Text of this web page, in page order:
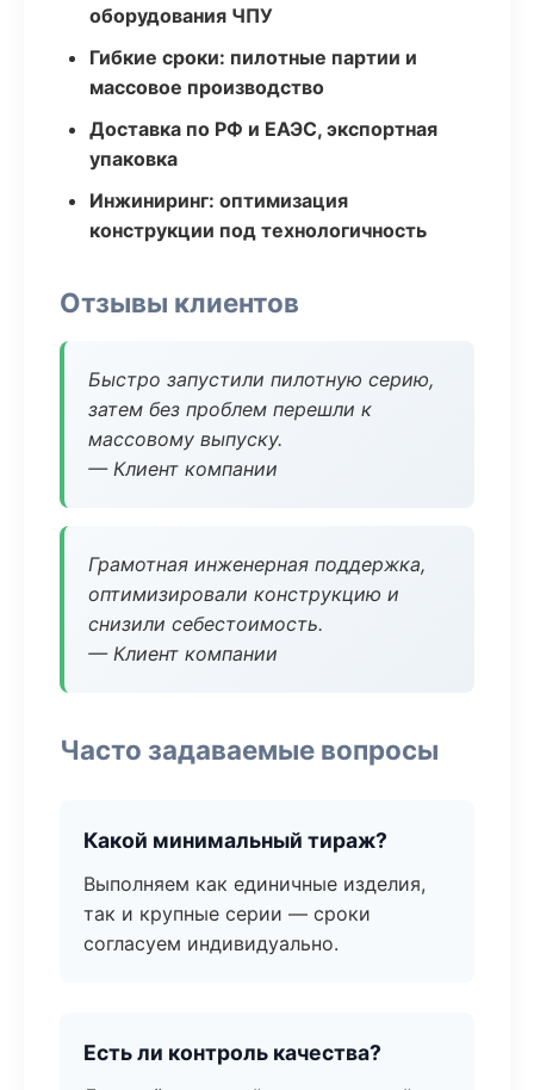
оборудования ЧПУ
Гибкие сроки: пилотные партии и
массовое производство
Доставка по РФ и ЕАЭС, экспортная
упаковка
Инжиниринг: оптимизация
конструкции под технологичность
Отзывы клиентов
Быстро запустили пилотную серию,
затем без проблем перешли к
массовому выпуску.
— Клиент компании
Грамотная инженерная поддержка,
оптимизировали конструкцию и
снизили себестоимость.
— Клиент компании
Часто задаваемые вопросы
Какой минимальный тираж?
Выполняем как единичные изделия,
так и крупные серии — сроки
согласуем индивидуально.
Есть ли контроль качества?